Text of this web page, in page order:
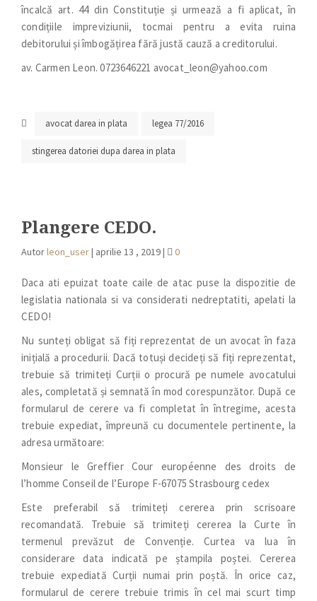
încalcă art. 44 din Constituție și urmează a fi aplicat, în
condițiile impreviziunii, tocmai pentru a evita ruina
debitorului și îmbogățirea fără justă cauză a creditorului.
av. Carmen Leon. 0723646221 avocat_leon@yahoo.com
avocat darea in plata legea 77/2016
stingerea datoriei dupa darea in plata
Plangere CEDO.
Autorleon_user| aprilie 13 , 2019| 0
Daca ati epuizat toate caile de atac puse la dispozitie de
legislatia nationala si va considerati nedreptatiti, apelati la
CEDO!
Nu sunteți obligat să fiți reprezentat de un avocat în faza
inițială a procedurii. Dacă totuși decideți să fiți reprezentat,
trebuie să trimiteți Curții o procură pe numele avocatului
ales, completată și semnată în mod corespunzător. După ce
formularul de cerere va fi completat în întregime, acesta
trebuie expediat, împreună cu documentele pertinente, la
adresa următoare:
Monsieur le Greffier Cour européenne des droits de
l’homme Conseil de l’Europe F-67075 Strasbourg cedex
Este preferabil să trimiteți cererea prin scrisoare
recomandată. Trebuie să trimiteți cererea la Curte în
termenul prevăzut de Convenție. Curtea va lua în
considerare data indicată pe ștampila poștei. Cererea
trebuie expediată Curții numai prin poștă. În orice caz,
formularul de cerere trebuie trimis în cel mai scurt timp